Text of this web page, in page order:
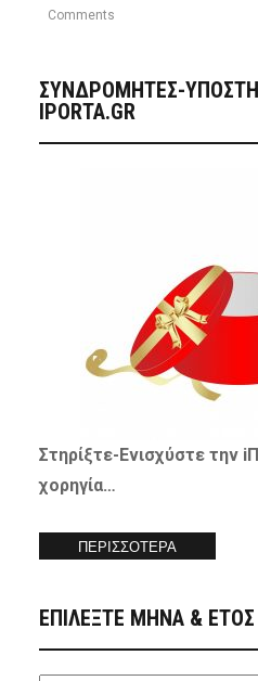
Comments
ΣΥΝΔΡΟΜΗΤΈΣ-
IPORTA.GR
Στηρίξτε- Ενισχύστετην
χορηγία…
ΠΕΡΙΣΣΟΤΕΡΑ
ΕΠΙΛΕΞΤΕ ΜΗΝΑ &